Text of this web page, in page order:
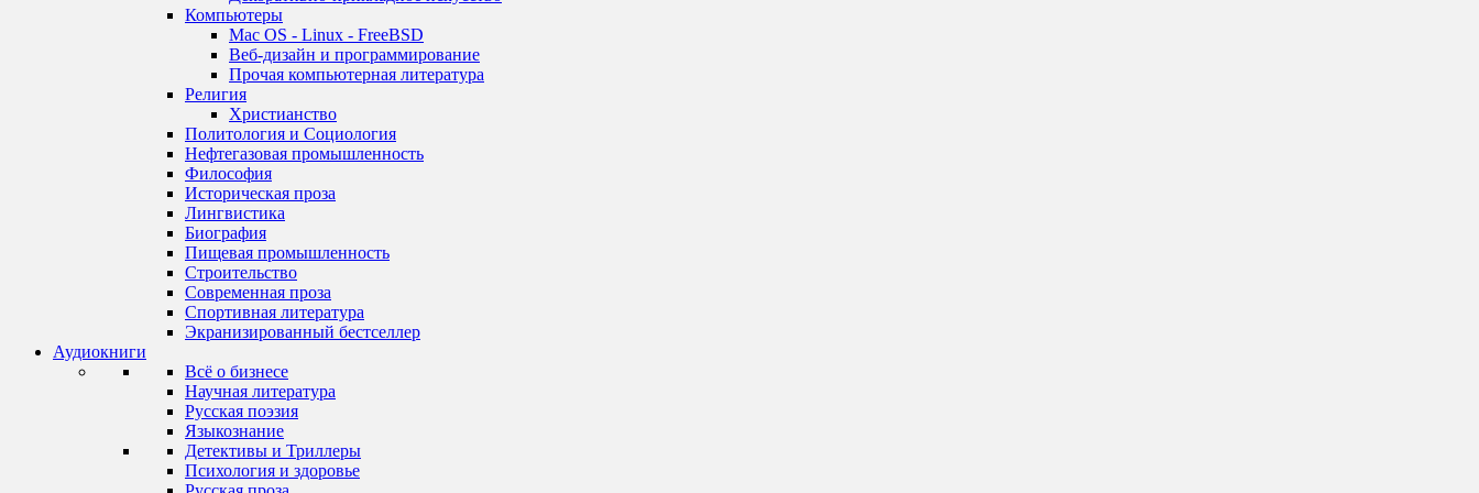
Компьютеры
Mac OS - Linux - FreeBSD
Веб-дизайн и программирование
Прочая компьютерная литература
Религия
Христианство
Политология и Социология
Нефтегазовая промышленность
Философия
Историческая проза
Лингвистика
Биография
Пищевая промышленность
Строительство
Современная проза
Спортивная литература
Экранизированный бестселлер
Аудиокниги
Всё о бизнесе
Научная литература
Русская поэзия
Языкознание
Детективы и Триллеры
Психология и здоровье